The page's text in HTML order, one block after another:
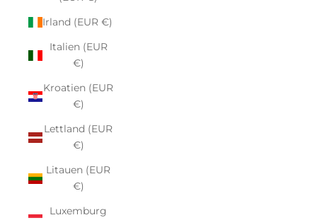
Irland (EUR €)
Italien (EUR
€)
Kroatien (EUR
€)
Lettland (EUR
€)
Litauen (EUR
€)
Luxemburg